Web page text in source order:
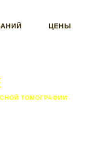
ЦЕНЫ
ТОМОГРАФИИ